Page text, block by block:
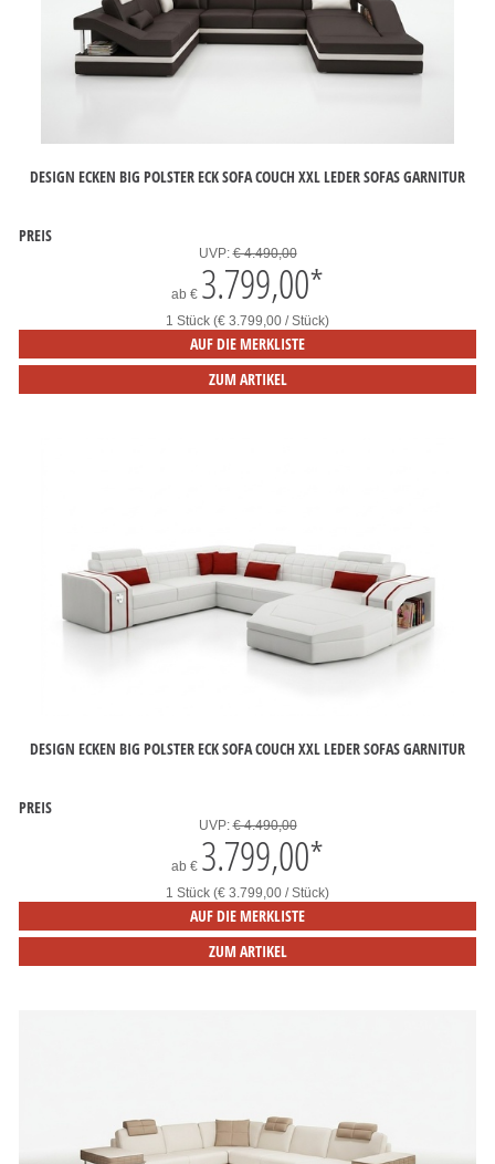
DESIGN ECKEN BIG POLSTER ECK SOFA COUCH XXL LEDER SOFAS GARNITUR
PREIS
UVP:€ 4.490,00
ab € 3.799,00*
1 Stück (€ 3.799,00 / Stück)
AUF DIE MERKLISTE
ZUM ARTIKEL
DESIGN ECKEN BIG POLSTER ECK SOFA COUCH XXL LEDER SOFAS GARNITUR
PREIS
UVP:€ 4.490,00
ab € 3.799,00*
1 Stück (€ 3.799,00 / Stück)
AUF DIE MERKLISTE
ZUM ARTIKEL